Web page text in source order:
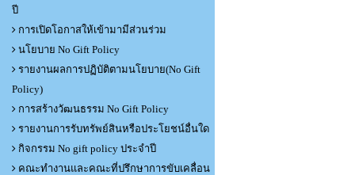
ปี
การเปิดโอกาสให้เข้ามามีส่วนร่วม
นโยบาย No Gift Policy
รายงานผลการปฏิบัติตามนโยบาย(No Gift
Policy)
การสร้างวัฒนธรรม No Gift Policy
รายงานการรับทรัพย์สินหรือประโยชน์อื่นใด
กิจกรรม No gift policy ประจำปี
คณะทำงานและคณะที่ปรึกษาการขับเคลื่อน